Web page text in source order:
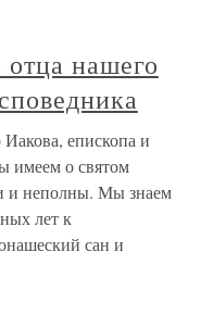
нашего
епископа и
имеем о святом
и неполны. Мы знаем
лет к
сан и